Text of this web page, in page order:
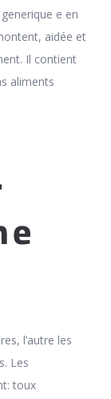
e en
aidée et
Il contient
aliments
l’autre les
Les
toux